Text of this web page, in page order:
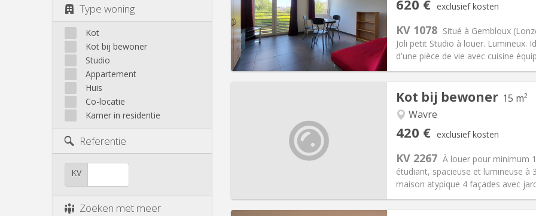
Type woning
Kot
Kot bij bewoner
Studio
Appartement
Huis
Co-locatie
Kamer in residentie
Referentie
KV
Zoeken met meer
620 € exclusief kosten
KV 1078 Situé à Gembloux
Joli petit Studio à louer. Lumineux.
d'une pièce de vie avec cuisine
Praktische Informatie
Huur:620 €
Kosten:150 €
Duur:12 maanden
Inrichting
Badkamer:Privaat
Oppervlakte:30 m2
Kot bij bewoner 15 m²
Wavre
420 € exclusief kosten
KV 2267 À louer pour minimum
étudiant, spacieuse et lumineuse à
maison atypique 4 façades avec
125 €
10 maanden
Toegelaten
Inrichting
Badkamer: Gemeenschappelijk
Oppervlakte:15 m2